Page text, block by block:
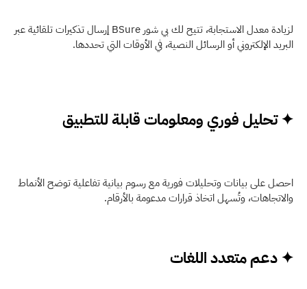
البريد الإلكتروني أو الرسائل النصية، في الأوقات التي تحددها.
✦ تحليل فوري ومعلومات قابلة للتطبيق
والاتجاهات، وتُسهل اتخاذ قرارات مدعومة بالأرقام.
✦ دعم متعدد اللغات